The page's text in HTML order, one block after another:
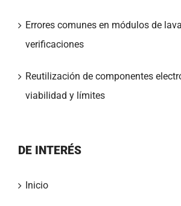
Errores comunes en módulos de
verificaciones
Reutilización de componentes
viabilidad y límites
DE INTERÉS
Inicio